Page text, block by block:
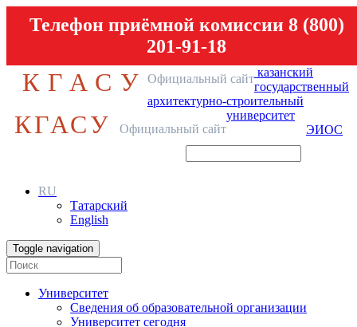
Телефон приёмной комиссии 8 (800)
201-91-18
КГАСУ Официальный сайт казанский
государственный
архитектурно-строительный
университет
КГАСУ Официальный сайт ЭИОС
RU
Татарский
English
Toggle navigation
Университет
Сведения об образовательной организации
Университет сегодня